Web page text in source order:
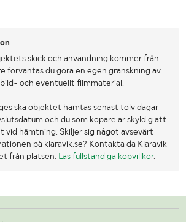
skick och användning kommer från
förväntas du göra en egen granskning av
och eventuellt filmmaterial.
ska objektet hämtas senast tolv dagar
och du som köpare är skyldig att
vid hämtning. Skiljer sig något avsevärt
på klaravik.se? Kontakta då Klaravik
från platsen. Läs fullständiga köpvillkor.